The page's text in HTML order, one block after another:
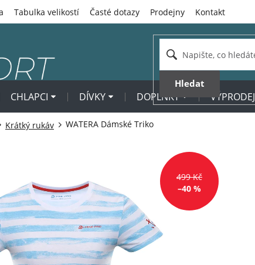
Tabulka velikostí Časté dotazy Prodejny Kontakt
Hledat
CHLAPCI DÍVKY DOPLŇKY VÝPRODEJ
Krátký rukáv WATERA Dámské Triko
499 Kč
–40 %